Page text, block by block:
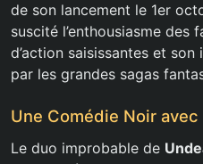
de son lancement le 1er
suscité l’enthousiasme des
d’action saisissantes et
par les grandes sagas
Une Comédie Noir
Le duo improbable de